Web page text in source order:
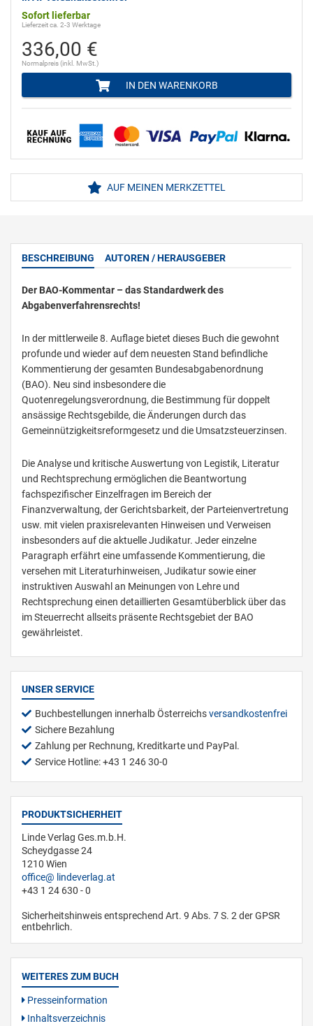
Sofort lieferbar
Lieferzeit ca. 2-3 Werktage
336,00 €
Normalpreis (inkl. MwSt.)
IN DEN WARENKORB
AUF MEINEN MERKZETTEL
BESCHREIBUNG AUTOREN / HERAUSGEBER
Der BAO-Kommentar – das Standardwerk des
Abgabenverfahrensrechts!
In der mittlerweile 8. Auflage bietet dieses Buch die gewohnt
profunde und wieder auf dem neuesten Stand befindliche
Kommentierung der gesamten Bundesabgabenordnung
(BAO). Neu sind insbesondere die
Quotenregelungsverordnung, die Bestimmung für doppelt
ansässige Rechtsgebilde, die Änderungen durch das
Gemeinnützigkeitsreformgesetz und die Umsatzsteuerzinsen.
Die Analyse und kritische Auswertung von Legistik, Literatur
und Rechtsprechung ermöglichen die Beantwortung
fachspezifischer Einzelfragen im Bereich der
Finanzverwaltung, der Gerichtsbarkeit, der Parteienvertretung
usw. mit vielen praxisrelevanten Hinweisen und Verweisen
insbesonders auf die aktuelle Judikatur. Jeder einzelne
Paragraph erfährt eine umfassende Kommentierung, die
versehen mit Literaturhinweisen, Judikatur sowie einer
instruktiven Auswahl an Meinungen von Lehre und
Rechtsprechung einen detaillierten Gesamtüberblick über das
im Steuerrecht allseits präsente Rechtsgebiet der BAO
gewährleistet.
UNSER SERVICE
Buchbestellungen innerhalb Österreichsversandkostenfrei
Sichere Bezahlung
Zahlung per Rechnung, Kreditkarte und PayPal.
Service Hotline: +43 1 246 30-0
PRODUKTSICHERHEIT
Linde Verlag Ges.m.b.H.
Scheydgasse 24
1210 Wien
office
lindeverlag.at
+43 1 24 630 - 0
Sicherheitshinweis entsprechend Art. 9 Abs. 7 S. 2 der GPSR
entbehrlich.
WEITERES ZUM BUCH
Presseinformation
Inhaltsverzeichnis